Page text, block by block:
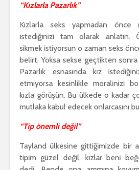
“Kızlarla Pazarlık”
Kızlarla seks yapmadan
istediğinizi tam olarak anlatın.
sikmek istiyorsun o zaman seks
belirt. Yoksa sekse geçtikten
Pazarlık esnasında kız
etmiyorsa kesinlikle moralinizi
kızla görüşün. Bu ülkede o kadar
mutlaka kabul edecek onlarcasını
“Tip önemli değil”
Tayland ülkesine gittiğimizde bir
tipim güzel değil, kızlar beni